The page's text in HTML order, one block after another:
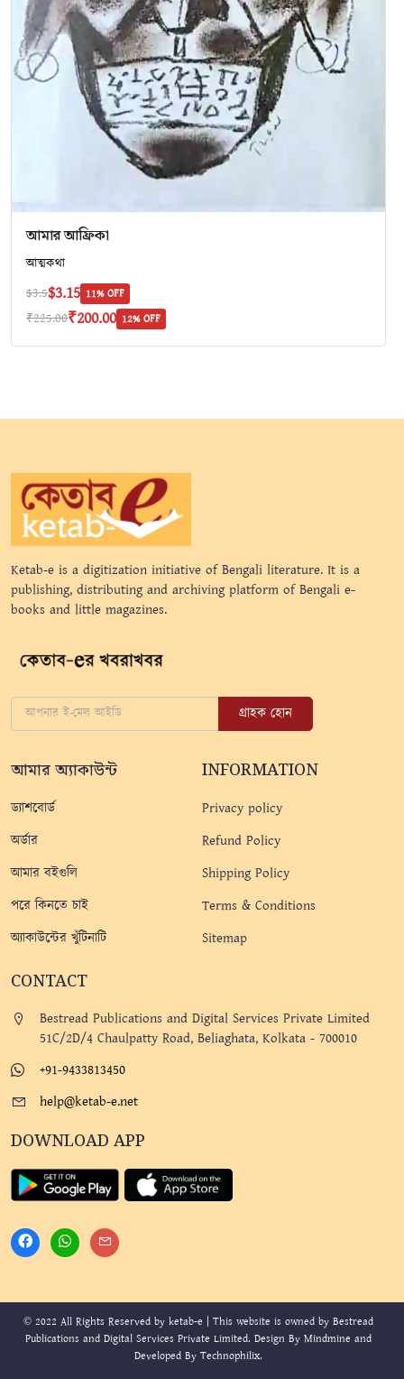
আমার আফ্রিকা
আত্মকথা
$3.5$3.15 11% OFF
₹225.00₹200.00 12% OFF
Ketab-e is a digitization initiative of Bengali literature. It is a
publishing, distributing and archiving platform of Bengali e-
books and little magazines.
গ্রাহক হোন
আমার অ্যাকাউন্ট
ড্যাশবোর্ড
অর্ডার
আমার বইগুলি
পরে কিনতে চাই
অ্যাকাউন্টের খুঁটিনাটি
INFORMATION
Privacy policy
Refund Policy
Shipping Policy
Terms & Conditions
Sitemap
CONTACT
Bestread Publications and Digital Services Private Limited
51C/2D/4 Chaulpatty Road, Beliaghata, Kolkata - 700010
+91-9433813450
help@ketab-e.net
DOWNLOAD APP
© 2022 All Rights Reserved by ketab-e | This website is owned by Bestread
Publications and Digital Services Private Limited. Design By Mindmine and
Developed By Technophilix.